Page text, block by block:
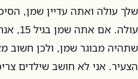
שלך עולה ואתה עדיין שמן,
שתהיה מבוגר שמן, ולכן חשוב
הצעיר. אני לא חושב שילדים